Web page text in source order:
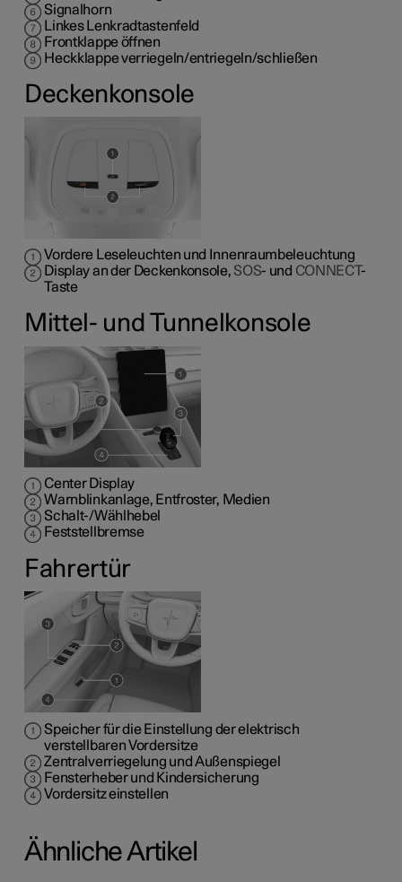
Signalhorn
Linkes Lenkradtastenfeld
Frontklappe öffnen
Heckklappe verriegeln/entriegeln/schließen
Deckenkonsole
Vordere Leseleuchten und Innenraumbeleuchtung
Display an der Deckenkonsole, SOS- und CONNECT-
Taste
Mittel- und Tunnelkonsole
Center Display
Warnblinkanlage, Entfroster, Medien
Schalt-/Wählhebel
Feststellbremse
Fahrertür
Speicher für die Einstellung der elektrisch
verstellbaren Vordersitze
Zentralverriegelung und Außenspiegel
Fensterheber und Kindersicherung
Vordersitz einstellen
Ähnliche Artikel